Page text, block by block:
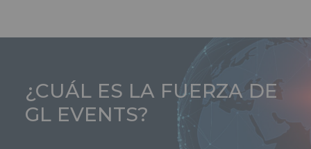
¿CUÁL ES LA FUERZA DE
GL EVENTS?